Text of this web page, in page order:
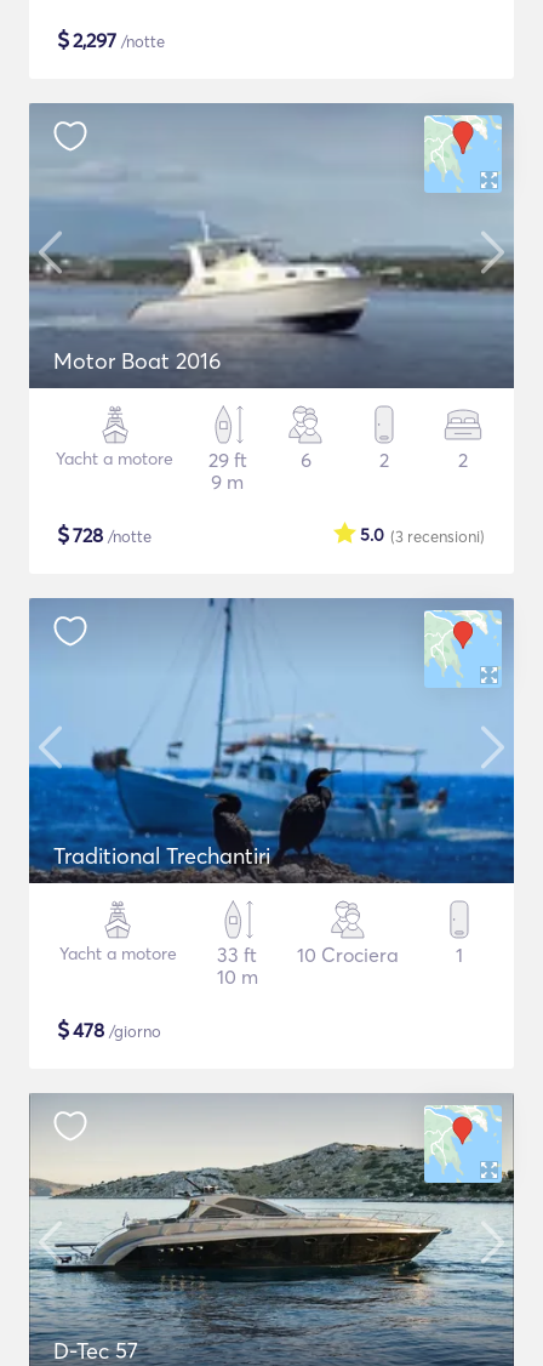
$2,297 /notte
Motor Boat 2016
Yacht a motore
29 ft
9 m
6 2 2
$728 /notte (3 recensioni)
5.0
Traditional Trechantiri
Yacht a motore
33 ft
10 m
10 Crociera 1
$478 /giorno
D-Tec 57